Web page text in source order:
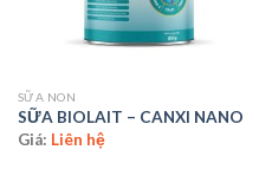
SỮA NON
SỮA BIOLAIT – CANXI NANO
Giá: Liên hệ